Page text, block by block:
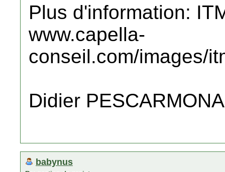
Plus d'information:
www.capella-
conseil.com/images/
Didier
babynus